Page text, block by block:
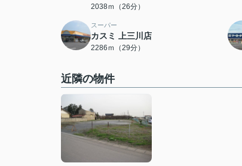
2038ｍ（26分）
スーパー
カスミ 上三川店
2286ｍ（29分）
近隣の物件